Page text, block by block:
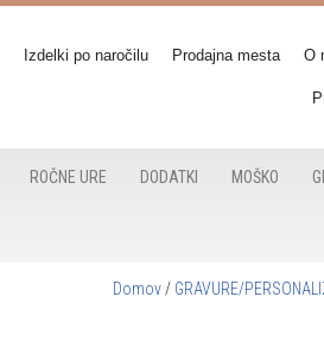
Izdelki po naročilu Prodajna mesta O
ROČNE URE DODATKI MOŠKO
Domov / GRAVURE/